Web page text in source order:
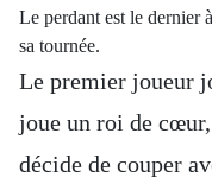
Le perdant est le dernier
sa tournée.
Le premier joueur
joue un roi de
décide de couper